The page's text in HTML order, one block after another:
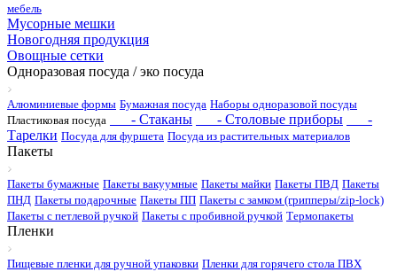
мебель
Мусорные мешки
Новогодняя продукция
Овощные сетки
Одноразовая посуда / эко посуда
Алюминиевые формы Бумажная посуда Наборы одноразовой посуды
Пластиковая посуда
- Стаканы - Столовые приборы
-
Тарелки Посуда для фуршета Посуда из растительных материалов
Пакеты
Пакеты бумажные Пакеты вакуумные Пакеты майки Пакеты ПВД Пакеты
ПНД Пакеты подарочные Пакеты ПП Пакеты с замком (грипперы/zip-lock)
Пакеты с петлевой ручкой Пакеты с пробивной ручкой Термопакеты
Пленки
Пищевые пленки для ручной упаковки Пленки для горячего стола ПВХ